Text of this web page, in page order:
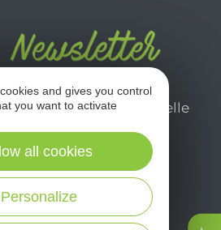
newsletter mensuelle
pour profiter
séjour en Aveyron.
ici
and gives you control
you want to activate
Personalize
all cookies